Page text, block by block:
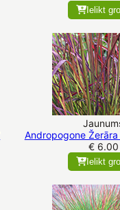
Ielikt
Andropogone
€ 6.00
Ielikt